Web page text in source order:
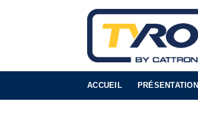
ACCUEIL PRÉSENTATION